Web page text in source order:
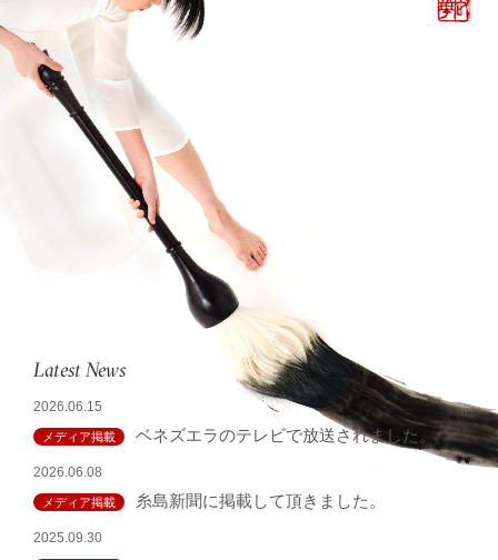
Latest News
2026.06.15
メディア掲載 ベネズエラのテレビで放送されました。
2026.06.08
メディア掲載 糸島新聞に掲載して頂きました。
2025.09.30